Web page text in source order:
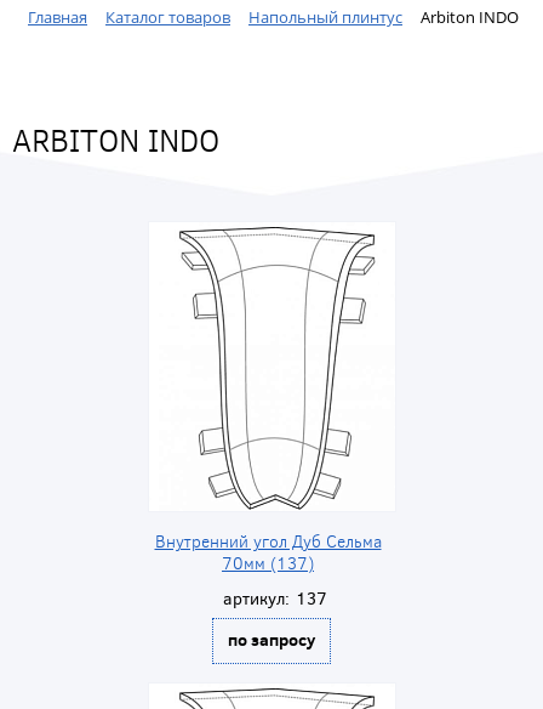
Главная Каталог товаров Напольный плинтус Arbiton INDO
ARBITON INDO
Внутренний угол Дуб Сельма
70мм (137)
артикул: 137
по запросу